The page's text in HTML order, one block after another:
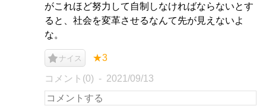
がこれほど努力して自制しなければならないとす
ると、社会を変革させるなんて先が見えないよ
な。
ナイス ★3
コメント(0) 2021/09/13